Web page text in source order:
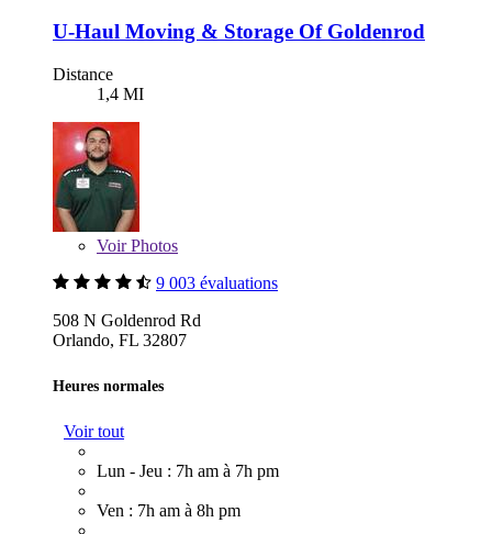
U-Haul Moving & Storage Of Goldenrod
Distance
1,4 MI
VoirPhotos
9 003 évaluations
508 N Goldenrod Rd
Orlando, FL 32807
Heures normales
Voir tout
Lun - Jeu : 7h am à 7h pm
Ven : 7h am à 8h pm